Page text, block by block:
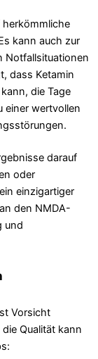
herkömmliche
kann auch zur
Notfallsituationen
dass Ketamin
die Tage
einer wertvollen
darauf
oder
einzigartiger
den NMDA-
und
Vorsicht
Qualität kann